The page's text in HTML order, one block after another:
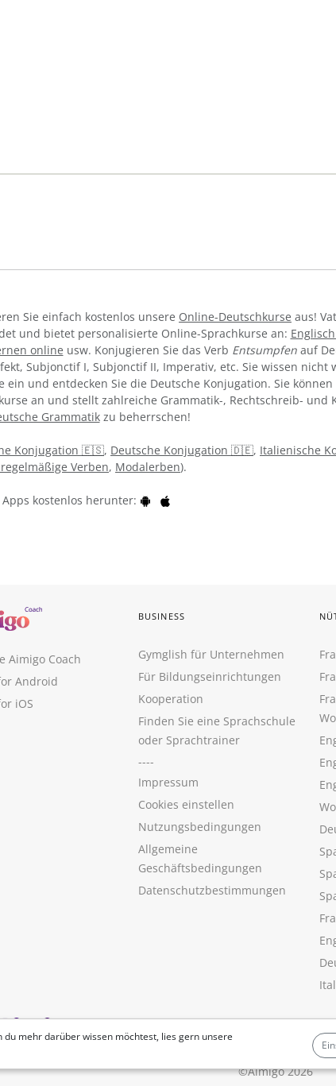
Sie einfach kostenlos unsere Online-Deutschkurse aus!
und bietet personalisierte Online-Sprachkurse an:
online usw. Konjugieren Sie das Verb Entsumpfenauf
Subjonctif I, Subjonctif II, Imperativ, etc. Sie wissen nicht
und entdecken Sie die Deutsche Konjugation. Sie können
an und stellt zahlreiche Grammatik-, Rechtschreib- und
Grammatikzu beherrschen!
Konjugation 🇪🇸, Deutsche Konjugation 🇩🇪, Italienische
Verben, Modalerben).
kostenlos herunter:
mehr darüber wissen möchtest, lies gern unsere
Aimigo Coach
Android
iOS
BUSINESS
Gymglish für Unternehmen
Für Bildungseinrichtungen
Kooperation
Finden Sie eine Sprachschule
oder Sprachtrainer
----
Impressum
Cookies einstellen
Nutzungsbedingungen
Allgemeine
Geschäftsbedingungen
Datenschutzbestimmungen
©Aimigo 2026